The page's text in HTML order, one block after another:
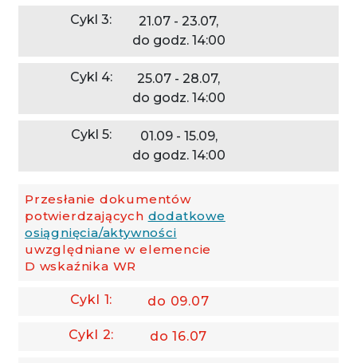
21.07 - 23.07,
do godz. 14:00
25.07 - 28.07,
do godz. 14:00
01.09 - 15.09,
do godz. 14:00
Przesłanie dokumentów
potwierdzających dodatkowe
osiągnięcia/aktywności
uwzględniane w elemencie
D wskaźnika WR
do 09.07
do 16.07